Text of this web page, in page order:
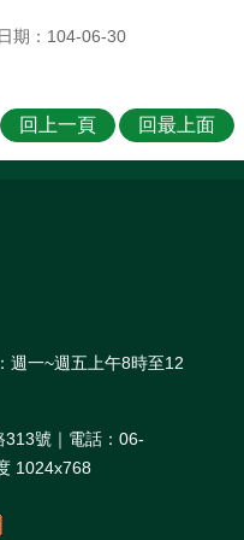
期：104-06-30
回上一頁 回最上面
週一~週五上午8時至12
號｜電話：06-
1024x768